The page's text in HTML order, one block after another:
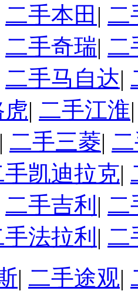
二手本田 | 二
二手奇瑞| 二
二手马自达|
| 二手江淮
| 二手三菱|
手凯迪拉克|
二手吉利 | 二
法拉利 | 二
| 二手途观|